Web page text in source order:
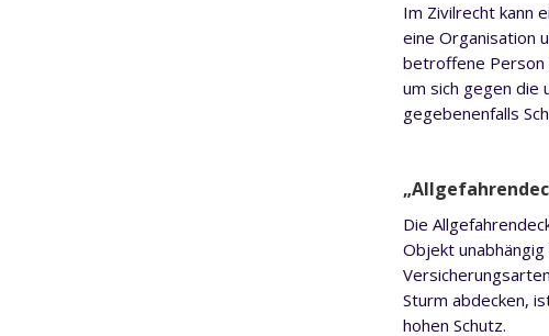
Im Zivilrecht kann
eine Organisation
betroffene Person
um sich gegen die
gegebenenfalls
„
Die
Objekt
Sturm abdecken,
hohen Schutz.